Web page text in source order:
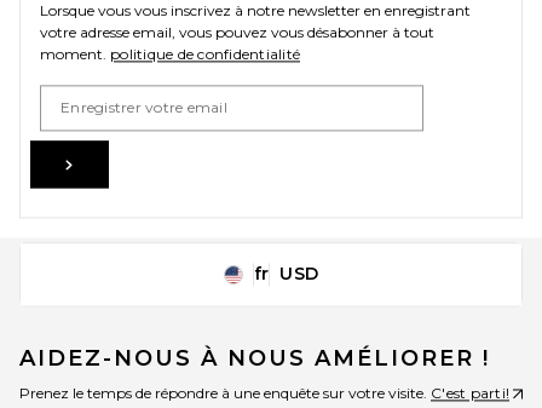
Lorsque vous vous inscrivez à notre newsletter en enregistrant
votre adresse email, vous pouvez vous désabonner à tout
moment. politique de confidentialité
Change Country Regions
fr USD
AIDEZ-NOUS À NOUS AMÉLIORER !
Prenez le temps de répondre à une enquête sur votre visite. C'est parti!